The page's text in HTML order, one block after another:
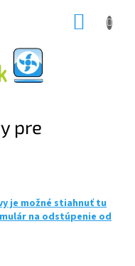
pre
je možné stiahnuť tu
na odstúpenie od